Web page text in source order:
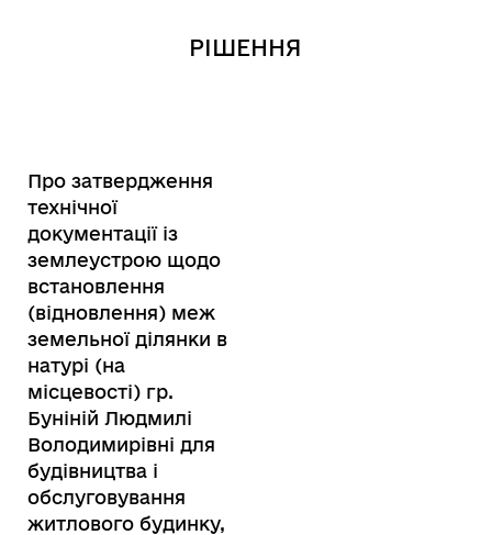
РІШЕННЯ
Про затвердження
технічної
документації із
землеустрою щодо
встановлення
(відновлення) меж
земельної ділянки в
натурі (на
місцевості) гр.
Буніній Людмилі
Володимирівні для
будівництва і
обслуговування
житлового будинку,